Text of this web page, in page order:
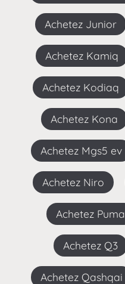
Achetez Junior
Achetez Kamiq
Achetez Kodiaq
Achetez Kona
Achetez Mgs5 ev
Achetez Niro
Achetez Puma
Achetez Q3
Achetez Qashqai